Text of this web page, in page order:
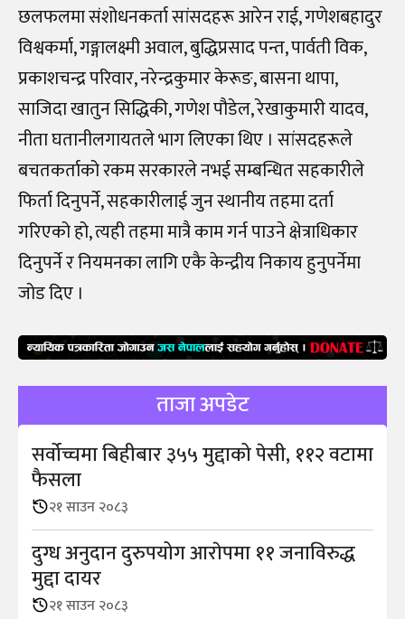
छलफलमा संशोधनकर्ता सांसदहरू आरेन राई, गणेशबहादुर
विश्वकर्मा, गङ्गालक्ष्मी अवाल, बुद्धिप्रसाद पन्त, पार्वती विक,
प्रकाशचन्द्र परिवार, नरेन्द्रकुमार केरूङ, बासना थापा,
साजिदा खातुन सिद्धिकी, गणेश पौडेल, रेखाकुमारी यादव,
नीता घतानीलगायतले भाग लिएका थिए । सांसदहरूले
बचतकर्ताको रकम सरकारले नभई सम्बन्धित सहकारीले
फिर्ता दिनुपर्ने, सहकारीलाई जुन स्थानीय तहमा दर्ता
गरिएको हो, त्यही तहमा मात्रै काम गर्न पाउने क्षेत्राधिकार
दिनुपर्ने र नियमनका लागि एकै केन्द्रीय निकाय हुनुपर्नेमा
जोड दिए ।
ताजा अपडेट
सर्वोच्चमा बिहीबार ३५५ मुद्दाको पेसी, ११२ वटामा
फैसला
२१ साउन २०८३
दुग्ध अनुदान दुरुपयोग आराेपमा ११ जनाविरुद्ध
मुद्दा दायर
२१ साउन २०८३